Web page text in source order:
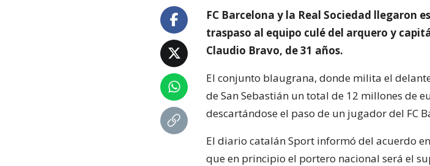
FC Barcelona y la Real Sociedad llegaron
traspaso al equipo culé del arquero y
Claudio Bravo, de 31 años.
El conjunto blaugrana, donde milita el
de San Sebastián un total de 12 millones de
descartándose el paso de un jugador del FC
El diario catalán Sport informó del acuerdo
que en principio el portero nacional será el